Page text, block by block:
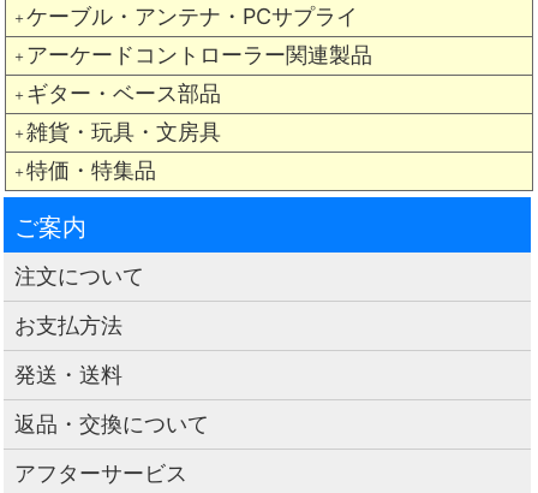
＋ ケーブル・アンテナ・PCサプライ
＋ アーケードコントローラー関連製品
＋ ギター・ベース部品
＋ 雑貨・玩具・文房具
＋ 特価・特集品
ご案内
注文について
お支払方法
発送・送料
返品・交換について
アフターサービス